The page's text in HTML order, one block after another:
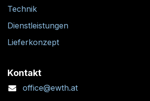
Technik
Dienstleistungen
Lieferkonzept
Kontakt
office@ewth.at